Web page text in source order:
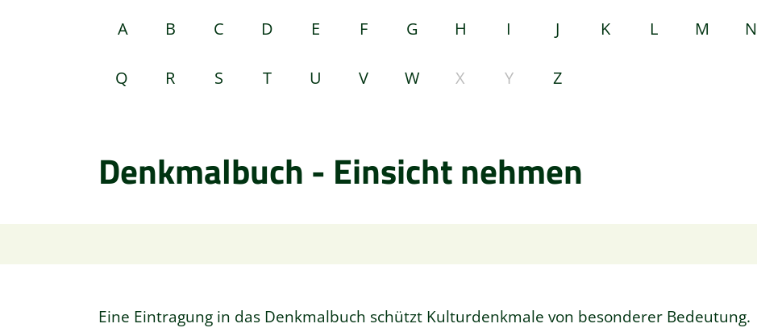
A B C D E F G H I J K L M N
Q R S T U V W X Y Z
Denkmalbuch - Einsicht nehmen
Eine Eintragung in das Denkmalbuch schützt Kulturdenkmale von besonderer Bedeutung.